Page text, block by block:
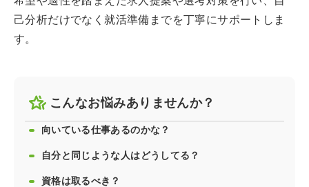
己分析だけでなく就活準備までを丁寧にサポートしま
す。
こんなお悩みありませんか？
向いている仕事あるのかな？
自分と同じような人はどうしてる？
資格は取るべき？